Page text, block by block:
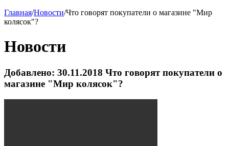
Главная/Новости/Что говорят покупатели о магазине "Мир
колясок"?
Новости
Добавлено: 30.11.2018 Что говорят покупатели о
магазине "Мир колясок"?